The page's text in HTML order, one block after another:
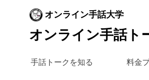
オンライン手話大学
オンライン手話ト
手話トークを知る 料金